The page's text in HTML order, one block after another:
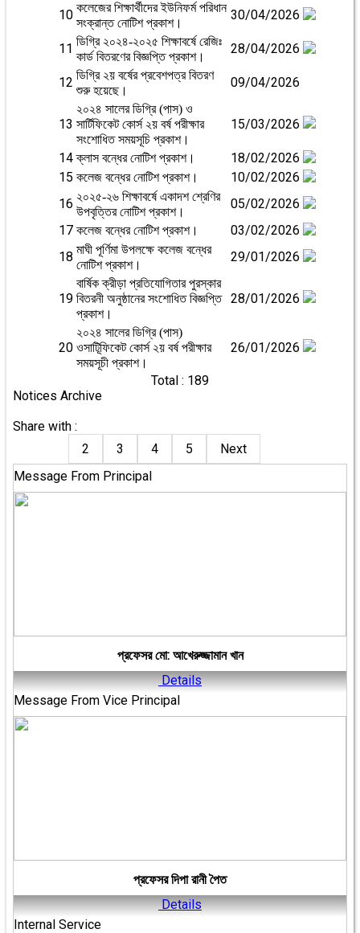
10 কলেজের শিক্ষার্থীদের ইউনিফর্ম পরিধান
সংক্রান্ত নোটিশ প্রকাশ।
30/04/2026
11 ডিগ্রি ২০২৪-২০২৫ শিক্ষাবর্ষে রেজিঃ
কার্ড বিতরণের বিজ্ঞপ্তি প্রকাশ।
28/04/2026
12 ডিগ্রি ২য় বর্ষের প্রবেশপত্র বিতরণ
শুরু হয়েছে।
09/04/2026
13
২০২৪ সালের ডিগ্রি (পাস) ও
সার্টিফিকেট কোর্স ২য় বর্ষ পরীক্ষার
সংশোধিত সময়সূচি প্রকাশ।
15/03/2026
14 ক্লাস বন্ধের নোটিশ প্রকাশ।
18/02/2026
15 কলেজ বন্ধের নোটিশ প্রকাশ।
10/02/2026
16 ২০২৫-২৬ শিক্ষাবর্ষে একাদশ শ্রেণির
উপবৃত্তির নোটিশ প্রকাশ।
05/02/2026
17 কলেজ বন্ধের নোটিশ প্রকাশ।
03/02/2026
18 মাঘী পূর্ণিমা উপলক্ষে কলেজ বন্ধের
নোটিশ প্রকাশ।
29/01/2026
19
বার্ষিক ক্রীড়া প্রতিযোগিতার পুরস্কার
বিতরনী অনুষ্ঠানের সংশোধিত বিজ্ঞপ্তি
প্রকাশ।
28/01/2026
20
২০২৪ সালের ডিগ্রি (পাস)
ওসাটিূফিকেট কোর্স ২য় বর্ষ পরীক্ষার
সময়সূচী প্রকাশ।
26/01/2026
Total : 189
Notices Archive
Share with :
2
3 4 5
Next
Message From Principal
প্রফেসর মো: আখেরুজ্জামান খান
Details
Message From Vice Principal
প্রফেসর দিপা রানী পৈত
Details
Internal Service